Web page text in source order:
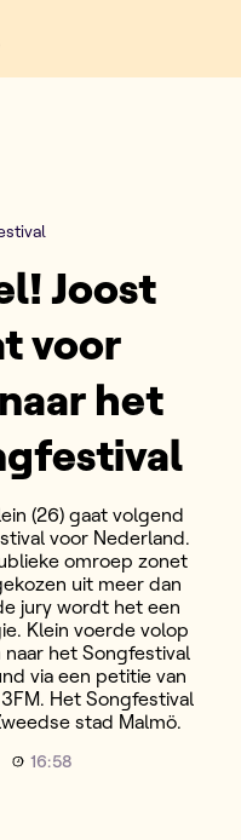
VRT NWS
Joost
voor
het
(26) gaat volgend
voor Nederland.
omroep zonet
uit meer dan
jury wordt het een
Klein voerde volop
het Songfestival
via een petitie van
Het Songfestival
stad Malmö.
16:58